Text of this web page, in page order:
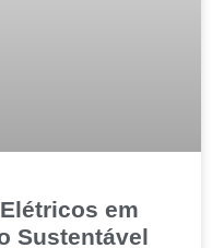
em
Sustentável